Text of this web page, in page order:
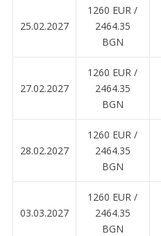
25.02.2027
1260 EUR ∕
2464.35
BGN
27.02.2027
1260 EUR ∕
2464.35
BGN
28.02.2027
1260 EUR ∕
2464.35
BGN
03.03.2027
1260 EUR ∕
2464.35
BGN